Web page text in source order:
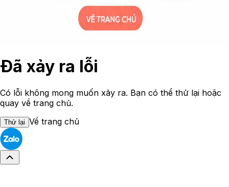
Đã xảy ra lỗi
Có lỗi không mong muốn xảy ra. Bạn có thể thử lại hoặc
quay về trang chủ.
Thử lại Về trang chủ